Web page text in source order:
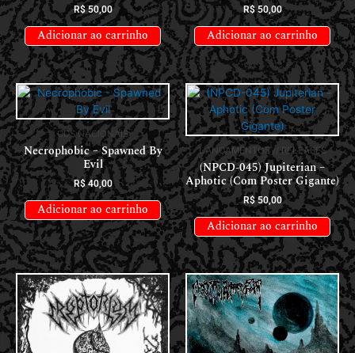
R$50,00
Adicionar ao carrinho
R$50,00
Adicionar ao carrinho
CDS NACIONAIS
Necrophobic – Spawned By
Evil
R$40,00
Adicionar ao carrinho
LANÇAMENTOS // RELEASES
(NPCD-045) Jupiterian –
Aphotic (Com Poster Gigante)
R$50,00
Adicionar ao carrinho